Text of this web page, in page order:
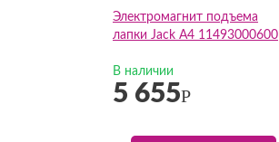
Электромагнит подъема
лапки Jack A4 11493000600
В наличии
5 655Р